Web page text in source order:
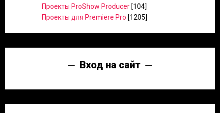
Проекты ProShow Producer [104]
Проекты для Premiere Pro [1205]
Вход на сайт